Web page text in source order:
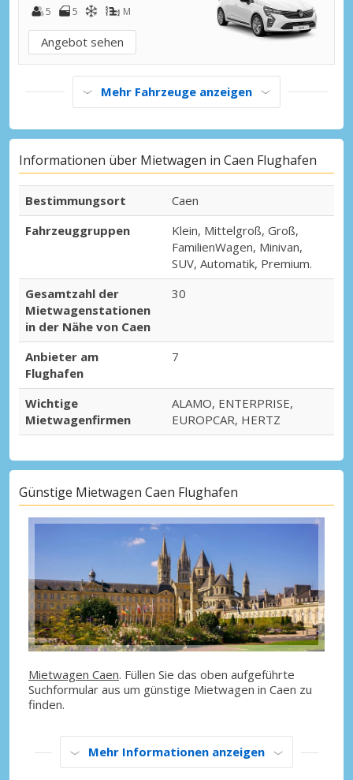
5
5 M
Angebot sehen
Mehr Fahrzeuge anzeigen
Informationen über Mietwagen in Caen Flughafen
Bestimmungsort
Caen
Fahrzeuggruppen
Klein, Mittelgroß, Groß,
FamilienWagen, Minivan,
SUV, Automatik, Premium.
Gesamtzahl der
Mietwagenstationen
in der Nähe von Caen
30
Anbieter am
Flughafen
7
Wichtige
Mietwagenfirmen
ALAMO, ENTERPRISE,
EUROPCAR, HERTZ
Günstige Mietwagen Caen Flughafen
Mietwagen Caen. Füllen Sie das oben aufgeführte
Suchformular aus um günstige Mietwagen in Caen zu
finden.
Mehr Informationen anzeigen